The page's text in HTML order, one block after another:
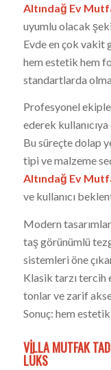
Altındağ Ev
uyumlu olacak
Evde en çok vakit
hem estetik hem
standartlarda
Profesyonel
ederek
Bu süreçte dolap
tipi ve malzeme
Altındağ Ev
ve kullanıcı
Modern
taş görünümlü
sistemleri öne
Klasik tarzı tercih
tonlar ve zarif
Sonuç: hem
VILLA MUTFAK
LÜKS